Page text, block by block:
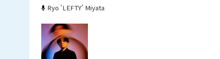
Ryo 'LEFTY' Miyata